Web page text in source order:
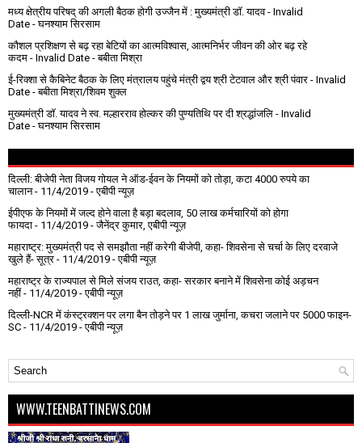
मध्य क्षेत्रीय परिषद् की अगली बैठक होगी उज्जैन में : मुख्यमंत्री डॉ. यादव- Invalid
Date - घनश्याम सिरसाम
कौशल प्रशिक्षण से बढ़ रहा बेटियों का आत्मविश्वास, आत्मनिर्भर जीवन की ओर बढ़ रहे
कदम - Invalid Date - बबीता मिश्रा
ई-रिक्शा से कैबिनेट बैठक के लिए मंत्रालय पहुंचे मंत्री द्वय श्री टेटवाल और श्री पंवार - Invalid
Date - बबीता मिश्रा/शिवम शुक्ल
मुख्यमंत्री डॉ. यादव ने स्व. मल्हारराव होल्कर की पुण्यतिथि पर दी श्रद्धांजलि - Invalid
Date - घनश्याम सिरसाम
दिल्ली: बीजेपी नेता विजय गोयल ने ऑड-ईवन के नियमों को तोड़ा, कटा 4000 रुपये का
चालान- 11/4/2019 - एबीपी न्यूज़
ईपीएफ के नियमों में जल्द होने वाला है बड़ा बदलाव, 50 लाख कर्मचारियों को होगा
फायदा - 11/4/2019 - जैनेंद्र कुमार, एबीपी न्यूज़
महाराष्ट्र: मुख्यमंत्री पद से समझौता नहीं करेगी बीजेपी, कहा- शिवसेना से चर्चा के लिए दरवाजे
खुले हैं- सूत्र - 11/4/2019 - एबीपी न्यूज़
महाराष्ट्र के राज्यपाल से मिले संजय राउत, कहा- सरकार बनाने में शिवसेना कोई अड़चन
नहीं- 11/4/2019 - एबीपी न्यूज़
दिल्ली-NCR में कंस्ट्रक्शन पर लगा बैन तोड़ने पर 1 लाख जुर्माना, कचरा जलाने पर ₹5000 फाइन-
SC - 11/4/2019 - एबीपी न्यूज़
WWW.TEENBATTINEWS.COM